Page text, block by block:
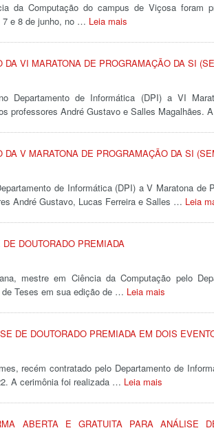
da Computação do campus de Viçosa foram
7 e 8 de junho, no … Leia mais
DA VI MARATONA DE PROGRAMAÇÃO DA SI
Departamento de Informática (DPI) a VI
professores André Gustavo e Salles Magalhães.
DA V MARATONA DE PROGRAMAÇÃO DA SI
de Informática (DPI) a V Maratona de
André Gustavo, Lucas Ferreira e Salles … Leia
DOUTORADO PREMIADA
mestre em Ciência da Computação pelo
Teses em sua edição de … Leia mais
DE DOUTORADO PREMIADA EM DOIS
recém contratado pelo Departamento de
A cerimônia foi realizada … Leia mais
ABERTA E GRATUITA PARA ANÁLISE